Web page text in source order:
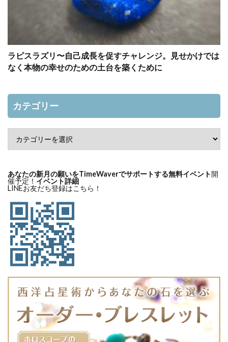
ラピスラズリ〜自己成長を促すチャレンジ。見せかけでは
なく本物の幸せのための土台を築くために
カテゴリー
あなたの新月の願いをTimeWaverでサポートする無料イベント開
催予定！ イベント詳細
LINEお友だち登録はこちら！